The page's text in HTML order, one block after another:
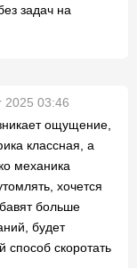
задач на
2025 03:46
ощущение,
классная, а
механика
хочется
больше
будет
способ скоротать